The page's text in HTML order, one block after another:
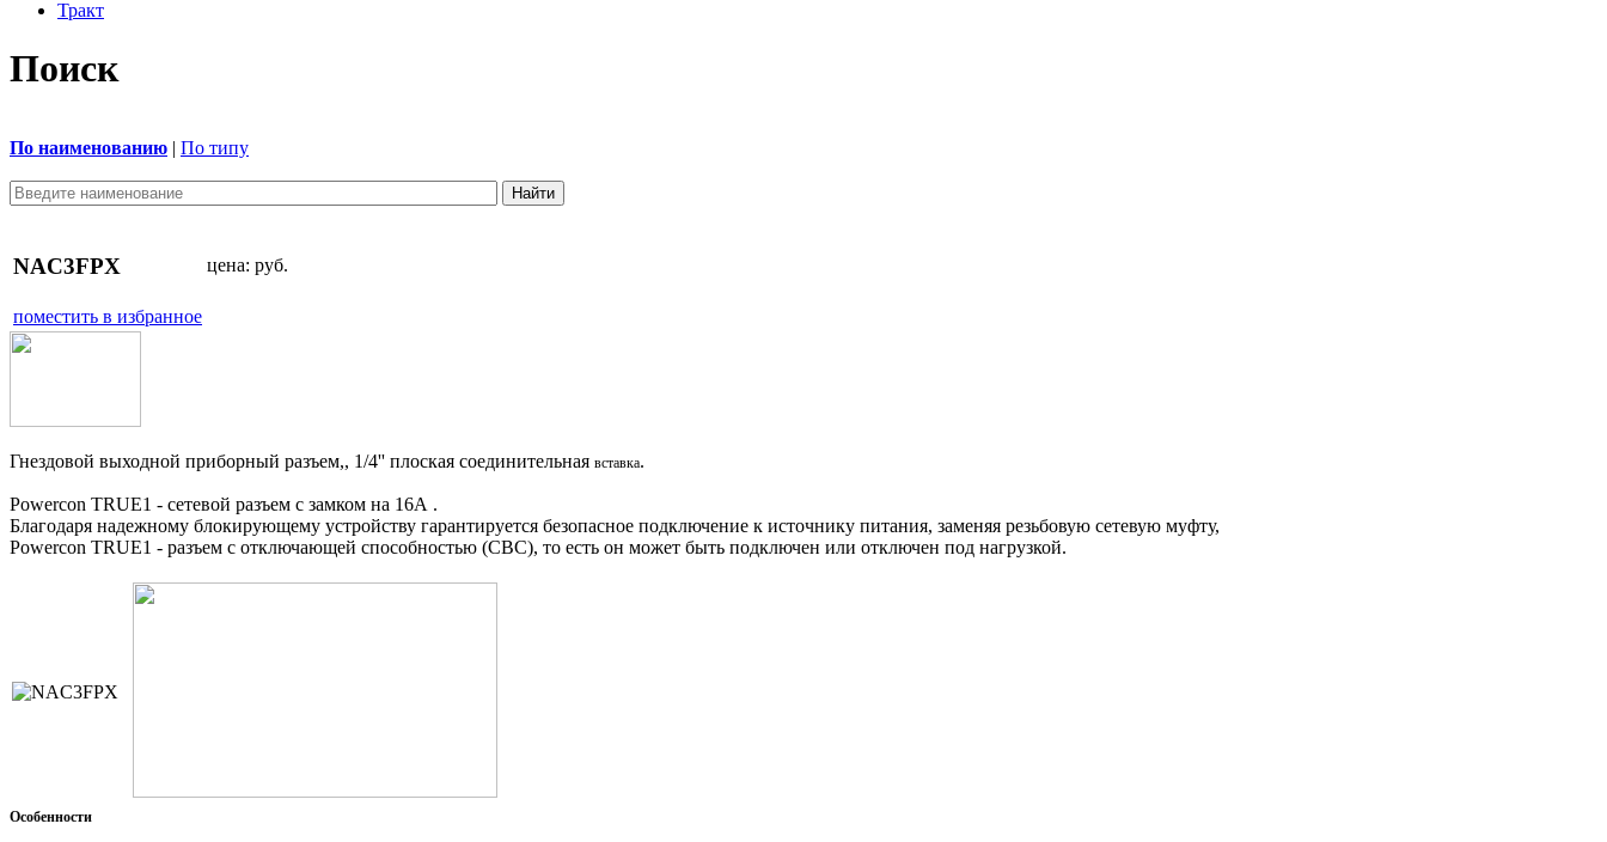
Тракт
Поиск
По наименованию По типу
NAC3FPX цена: руб.
поместить в избранное
Гнездовой выходной приборный разъем,, 1/4'' плоская соединительная вставка.
Powercon TRUE1 - сетевой разъем с замком на 16А .
Благодаря надежному блокирующему устройству гарантируется безопасное подключение к источнику питания, заменяя резьбовую сетевую муфту,
Powercon TRUE1 - разъем с отключающей способностью (CBC), то есть он может быть подключен или отключен под нагрузкой.
Особенности